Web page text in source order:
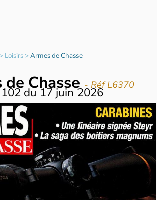
Loisirs>Armes de Chasse
de Chasse - Réf L6370
102du17 juin 2026